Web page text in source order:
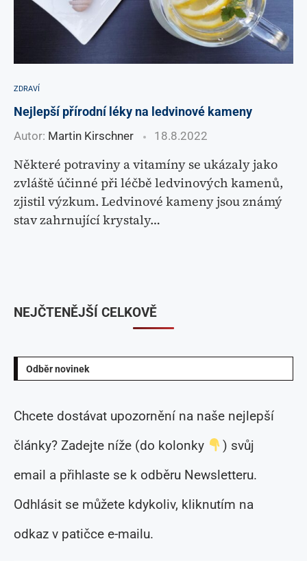
ZDRAVÍ
Nejlepší přírodní léky na ledvinové kameny
Autor: Martin Kirschner 18.8.2022
Některé potraviny a vitamíny se ukázaly jako
zvláště účinné při léčbě ledvinových kamenů,
zjistil výzkum. Ledvinové kameny jsou známý
stav zahrnující krystaly…
Odběr novinek
Chcete dostávat upozornění na naše nejlepší
články? Zadejte níže (do kolonky
) svůj
email a přihlaste se k odběru Newsletteru.
Odhlásit se můžete kdykoliv, kliknutím na
odkaz v patičce e-mailu.
NEJČTENĚJŠÍ CELKOVĚ